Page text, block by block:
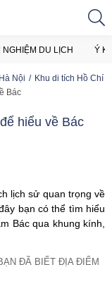
NGHIỆM DU LỊCH Ý
Hà Nội
Khu di tích Hồ Chí
Bác
hiểu về Bác
lịch sử quan trọng về
bạn có thể tìm hiểu
Bác qua khung kính,
ĐÃ BIẾT ĐỊA ĐIỂM